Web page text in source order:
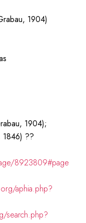
1904)
1904);
1846) ??
8923809#page
aphia.php?
search.php?